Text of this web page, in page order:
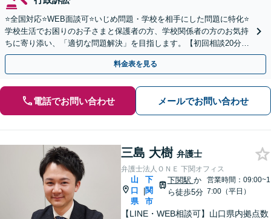
⭐️全国対応⭐️WEB面談可⭐️いじめ問題・学校を相手にした問題に特化⭐️
学校生活でお困りのお子さまと保護者の方、学校関係者の方のお気持
ちに寄り添い、「適切な問題解決」を目指します。【初回相談20分無
料】
料金表を見る
電話でお問い合わせ メールでお問い合わせ
三島 大樹 弁護士
弁護士法人ＯＮＥ 下関オフィス
山
口
県
|
下
関
市
下関駅 か
ら徒歩5分
営業時間：09:00~1
7:00（平日）
【LINE・WEB相談可】山口県内拠点数